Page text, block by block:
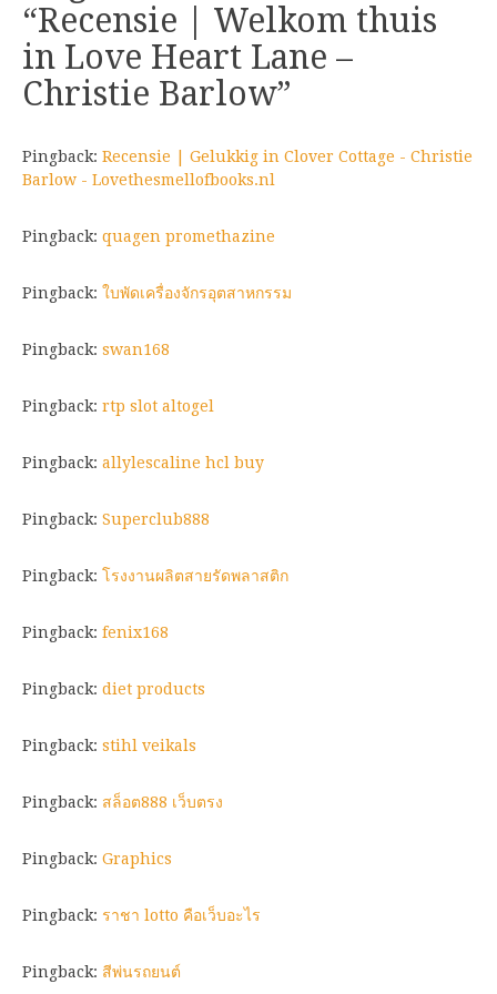
“Recensie | Welkom thuis
in Love Heart Lane –
Christie Barlow”
Pingback: Recensie | Gelukkig in Clover Cottage - Christie
Barlow - Lovethesmellofbooks.nl
Pingback: quagen promethazine
Pingback: ใบพัดเครื่องจักรอุตสาหกรรม
Pingback: swan168
Pingback: rtp slot altogel
Pingback: allylescaline hcl buy
Pingback: Superclub888
Pingback: โรงงานผลิตสายรัดพลาสติก
Pingback: fenix168
Pingback: diet products
Pingback: stihl veikals
Pingback: สล็อต888 เว็บตรง
Pingback: Graphics
Pingback: ราชา lotto คือเว็บอะไร
Pingback: สีพ่นรถยนต์